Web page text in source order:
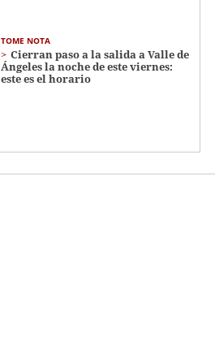
TOME NOTA
Cierran paso a la salida a Valle de
Ángeles la noche de este viernes:
este es el horario